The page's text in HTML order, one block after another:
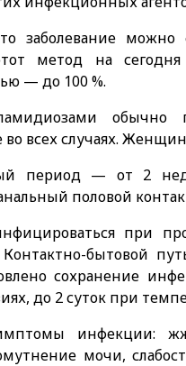
заболевание
метод на сегодня
— до 100 %.
обычно
во всех случаях.
период — от 2
половой
при
бытовой
сохранение
до 2 суток при
инфекции:
мочи,